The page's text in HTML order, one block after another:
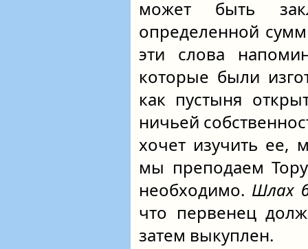
может быть
определенной
эти слова
которые были
как пустыня
ничьей
хочет изучить ее,
мы преподаем
необходимо. Шлах
что первенец
затем выкуплен.